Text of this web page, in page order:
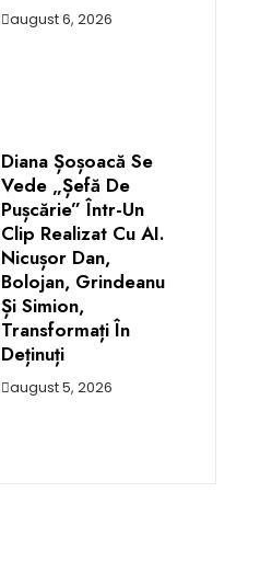
august 6, 2026
Diana Șoșoacă Se
Vede „șefă De
Pușcărie” Într-Un
Clip Realizat Cu AI.
Nicușor Dan,
Bolojan, Grindeanu
Și Simion,
Transformați În
Deținuți
august 5, 2026